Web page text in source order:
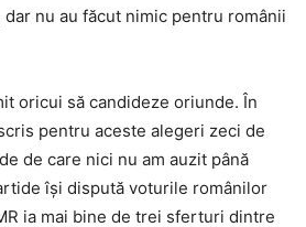
nu au făcut nimic pentru românii
oricui să candideze oriunde. În
pentru aceste alegeri zeci de
de care nici nu am auzit până
își dispută voturile românilor
ia mai bine de trei sferturi dintre